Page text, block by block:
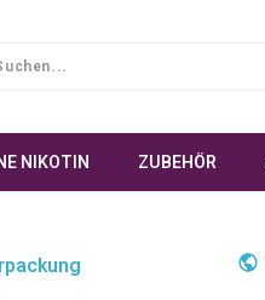
NIKOTIN ZUBEHÖR